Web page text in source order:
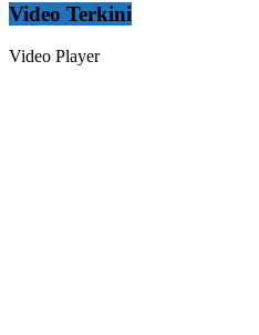
Video Terkini
Video Player